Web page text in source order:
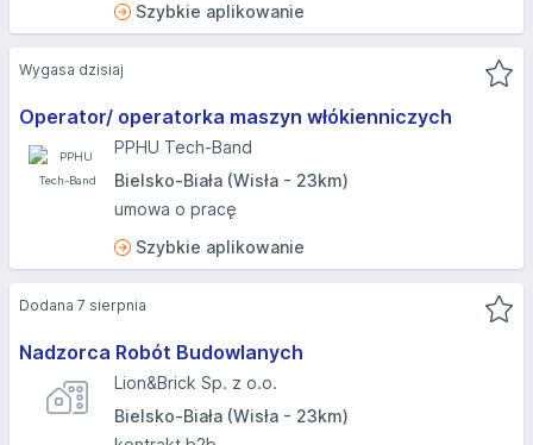
Szybkie aplikowanie
Operator/ operatorka maszyn włókienniczych
PPHU Tech-Band
Bielsko-Biała (Wisła - 23km)
umowa o pracę
Szybkie aplikowanie
Wygasa dzisiaj
Nadzorca Robót Budowlanych
Lion&Brick Sp. z o.o.
Bielsko-Biała (Wisła - 23km)
Dodana 7 sierpnia